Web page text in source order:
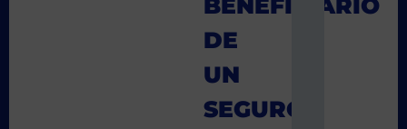
BENEFICIARIO
DE
UN
SEGURO